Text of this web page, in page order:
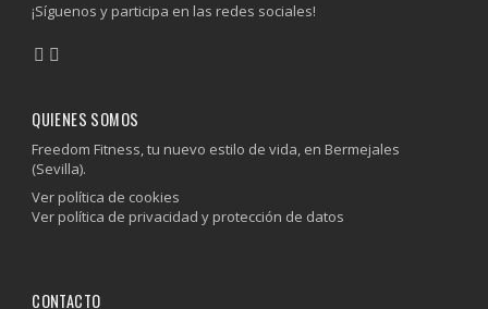
¡Síguenos y participa en las redes sociales!
QUIENES SOMOS
Freedom Fitness, tu nuevo estilo de vida, en Bermejales
(Sevilla).
Ver política de cookies
Ver política de privacidad y protección de datos
CONTACTO